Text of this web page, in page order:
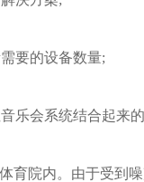
要的设备数量;
乐会系统结合起来的
育院内。由于受到